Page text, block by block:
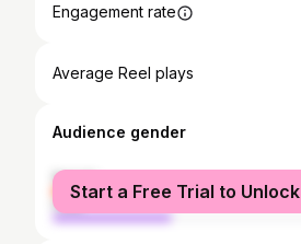
Engagement rate
Average Reel plays
Audience gender
female
male
Start a Free Trial to Unlock